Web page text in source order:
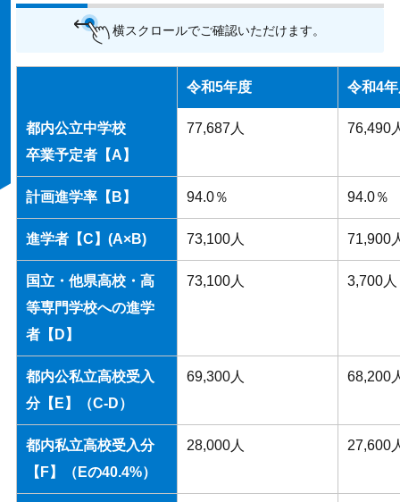
横スクロールでご確認いただけます。
令和5年度 令和4
都内公立中学校
卒業予定者【A 】
77,687人 76,490
計画進学率【 B 】 94.0％ 94.0％
進学者【C 】(A×B) 73,100人 71,900
国立・他県高校・高
等専門学校への進学
者【D】
73,100人 3,700人
都内公私立高校受入
分【E】（C-D）
69,300人 68,200
都内私立高校受入分
【F】（Eの40.4%）
28,000人 27,600